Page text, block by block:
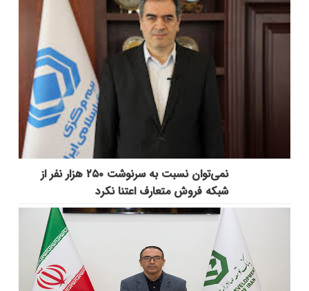
نمی‌توان نسبت به سرنوشت ۲۵۰ هزار نفر از
شبکه فروش متعارف اعتنا نکرد